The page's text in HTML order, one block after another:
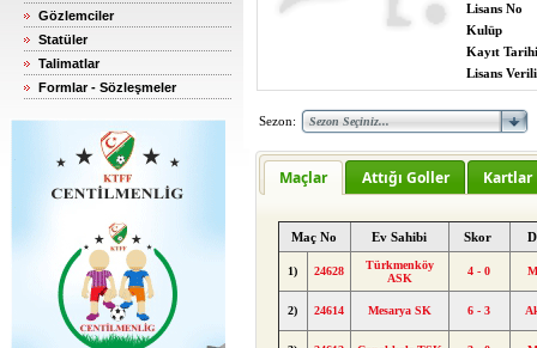
Gözlemciler
Statüler
Talimatlar
Formlar - Sözleşmeler
Lisans No
Kulüp
Kayıt Tarihi
Lisans
Sezon:
Maçlar Attığı Goller Kartlar
Maç No Ev Sahibi Skor
1) 24628
Türkmenköy
ASK
4 - 0
2) 24614 Mesarya SK 6 - 3